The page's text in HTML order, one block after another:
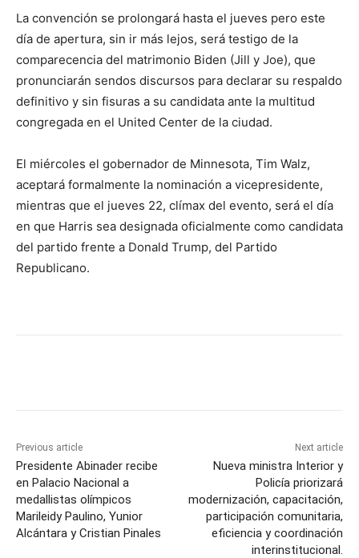
La convención se prolongará hasta el jueves pero este
día de apertura, sin ir más lejos, será testigo de la
comparecencia del matrimonio Biden (Jill y Joe), que
pronunciarán sendos discursos para declarar su respaldo
definitivo y sin fisuras a su candidata ante la multitud
congregada en el United Center de la ciudad.
El miércoles el gobernador de Minnesota, Tim Walz,
aceptará formalmente la nominación a vicepresidente,
mientras que el jueves 22, clímax del evento, será el día
en que Harris sea designada oficialmente como candidata
del partido frente a Donald Trump, del Partido
Republicano.
Previous article
Presidente Abinader recibe
en Palacio Nacional a
medallistas olímpicos
Marileidy Paulino, Yunior
Alcántara y Cristian Pinales
Next article
Nueva ministra Interior y
Policía priorizará
modernización, capacitación,
participación comunitaria,
eficiencia y coordinación
interinstitucional.